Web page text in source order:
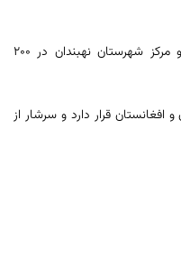
استان خراسان جنوبی ۱۱ شهرستان دارد و مرکز شهرستان نهبندان در ۲۰۰
قرار دارد و سرشار از